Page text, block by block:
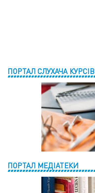
ПОРТАЛ СЛУХАЧА КУРСІВ
ПОРТАЛ МЕДІАТЕКИ